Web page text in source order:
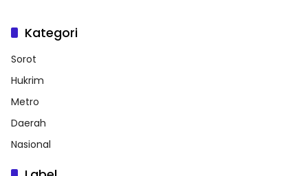
Kategori
Sorot
Hukrim
Metro
Daerah
Nasional